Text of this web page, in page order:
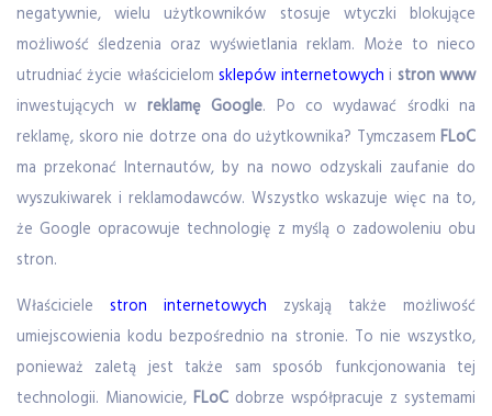
negatywnie, wielu użytkowników stosuje wtyczki blokujące
możliwość śledzenia oraz wyświetlania reklam. Może to nieco
utrudniać życie właścicielomsklepów internetowych i stron www
inwestujących w reklamę Google. Po co wydawać środki na
reklamę, skoro nie dotrze ona do użytkownika? Tymczasem FLoC
ma przekonać Internautów, by na nowo odzyskali zaufanie do
wyszukiwarek i reklamodawców. Wszystko wskazuje więc na to,
że Google opracowuje technologię z myślą o zadowoleniu obu
stron.
Właściciele stron internetowych zyskają także możliwość
umiejscowienia kodu bezpośrednio na stronie. To nie wszystko,
ponieważ zaletą jest także sam sposób funkcjonowania tej
technologii. Mianowicie, FLoC dobrze współpracuje z systemami